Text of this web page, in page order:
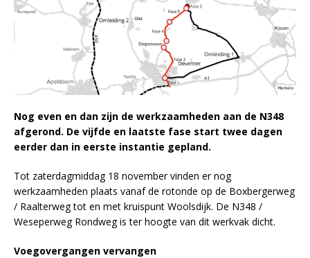
Nog even en dan zijn de werkzaamheden aan de N348
afgerond. De vijfde en laatste fase start twee dagen
eerder dan in eerste instantie gepland.
Tot zaterdagmiddag 18 november vinden er nog
werkzaamheden plaats vanaf de rotonde op de Boxbergerweg
/ Raalterweg tot en met kruispunt Woolsdijk. De N348 /
Weseperweg Rondweg is ter hoogte van dit werkvak dicht.
Voegovergangen vervangen